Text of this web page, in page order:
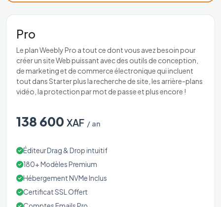
Pro
Le plan Weebly Pro a tout ce dont vous avez besoin pour
créer un site Web puissant avec des outils de conception,
de marketing et de commerce électronique qui incluent
tout dans Starter plus la recherche de site, les arrière-plans
vidéo, la protection par mot de passe et plus encore !
138 600 XAF / an
Éditeur Drag & Drop intuitif
180+ Modèles Premium
Hébergement NVMe Inclus
Certificat SSL Offert